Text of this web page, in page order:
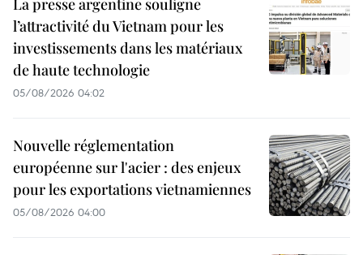
La presse argentine souligne
l’attractivité du Vietnam pour les
investissements dans les matériaux
de haute technologie
05/08/2026 04:02
Nouvelle réglementation
européenne sur l'acier : des enjeux
pour les exportations vietnamiennes
05/08/2026 04:00